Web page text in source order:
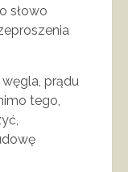
słowo
węgla, prądu
tego,